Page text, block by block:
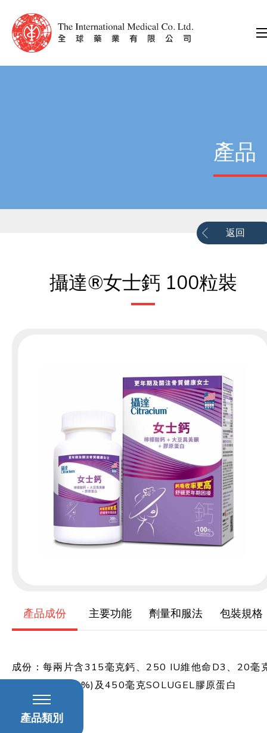
產品
返回
攝達®女士鈣 100粒裝
產品成份 主要功能 劑量和服法 包裝規格
成份：每兩片含315毫克鈣、250 IU維他命D3、20毫
大豆異黃酮(40%)及450毫克SOLUGEL膠原蛋白
產地：美國製造
產品類別